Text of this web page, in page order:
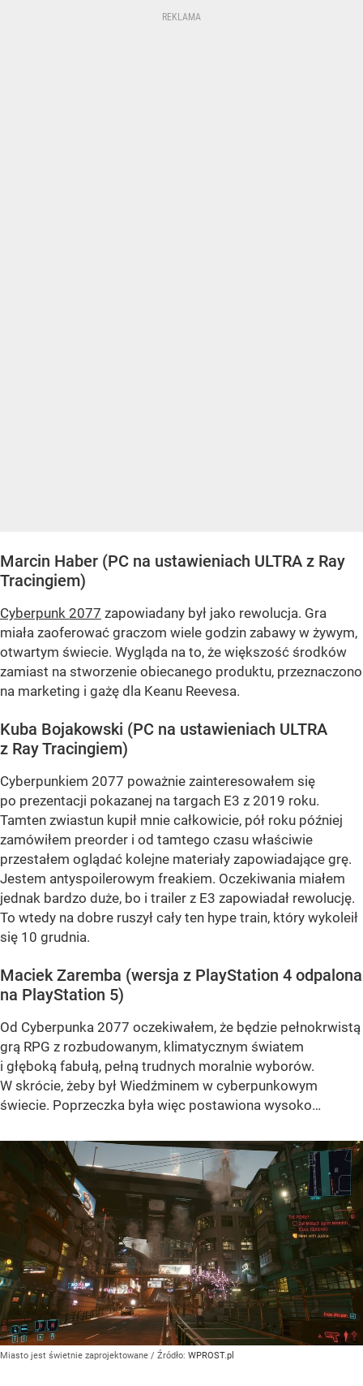
Marcin Haber (PC na ustawieniach ULTRA z Ray
Tracingiem)
Cyberpunk 2077 zapowiadany był jako rewolucja. Gra
miała zaoferować graczom wiele godzin zabawy w żywym,
otwartym świecie. Wygląda na to, że większość środków
zamiast na stworzenie obiecanego produktu, przeznaczono
na marketing i gażę dla Keanu Reevesa.
Kuba Bojakowski (PC na ustawieniach ULTRA
z Ray Tracingiem)
Cyberpunkiem 2077 poważnie zainteresowałem się
po prezentacji pokazanej na targach E3 z 2019 roku.
Tamten zwiastun kupił mnie całkowicie, pół roku później
zamówiłem preorder i od tamtego czasu właściwie
przestałem oglądać kolejne materiały zapowiadające grę.
Jestem antyspoilerowym freakiem. Oczekiwania miałem
jednak bardzo duże, bo i trailer z E3 zapowiadał rewolucję.
To wtedy na dobre ruszył cały ten hype train, który wykoleił
się 10 grudnia.
Maciek Zaremba (wersja z PlayStation 4 odpalona
na PlayStation 5)
Od Cyberpunka 2077 oczekiwałem, że będzie pełnokrwistą
grą RPG z rozbudowanym, klimatycznym światem
i głęboką fabułą, pełną trudnych moralnie wyborów.
W skrócie, żeby był Wiedźminem w cyberpunkowym
świecie. Poprzeczka była więc postawiona wysoko…
Miasto jest świetnie zaprojektowane / Źródło: WPROST.pl